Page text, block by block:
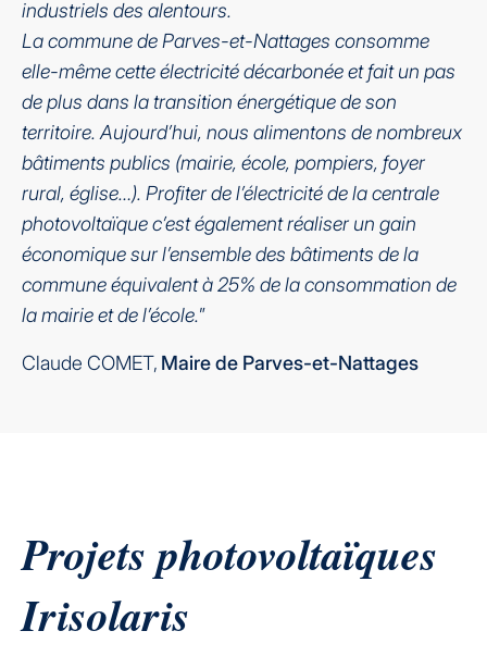
industriels des alentours.
La commune de Parves-et-Nattages consomme
elle-même cette électricité décarbonée et fait un pas
de plus dans la transition énergétique de son
territoire. Aujourd’hui, nous alimentons de nombreux
bâtiments publics (mairie, école, pompiers, foyer
rural, église…). Profiter de l’électricité de la centrale
photovoltaïque c’est également réaliser un gain
économique sur l’ensemble des bâtiments de la
commune équivalent à 25% de la consommation de
la mairie et de l’école.”
Claude COMET, Maire de Parves-et-Nattages
Projets photovoltaïques
Irisolaris